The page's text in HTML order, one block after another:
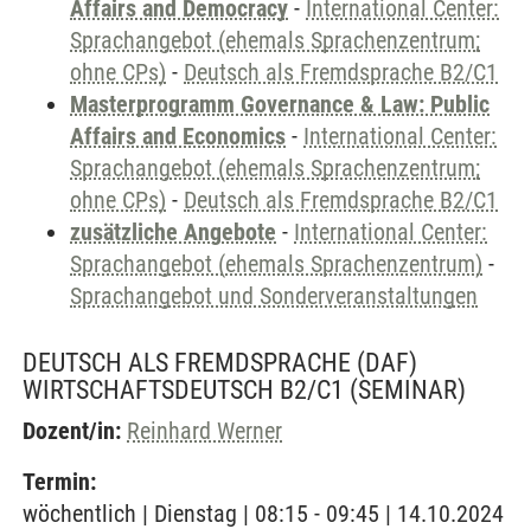
Affairs and Democracy - International Center:
Sprachangebot (ehemals Sprachenzentrum;
ohne CPs) - Deutsch als Fremdsprache B2/C1
Masterprogramm Governance & Law: Public
Affairs and Economics - International Center:
Sprachangebot (ehemals Sprachenzentrum;
ohne CPs) - Deutsch als Fremdsprache B2/C1
zusätzliche Angebote - International Center:
Sprachangebot (ehemals Sprachenzentrum) -
Sprachangebot und Sonderveranstaltungen
DEUTSCH ALS FREMDSPRACHE (DAF)
WIRTSCHAFTSDEUTSCH B2/C1 (SEMINAR)
Dozent/in: Reinhard Werner
Termin:
wöchentlich | Dienstag | 08:15 - 09:45 | 14.10.2024